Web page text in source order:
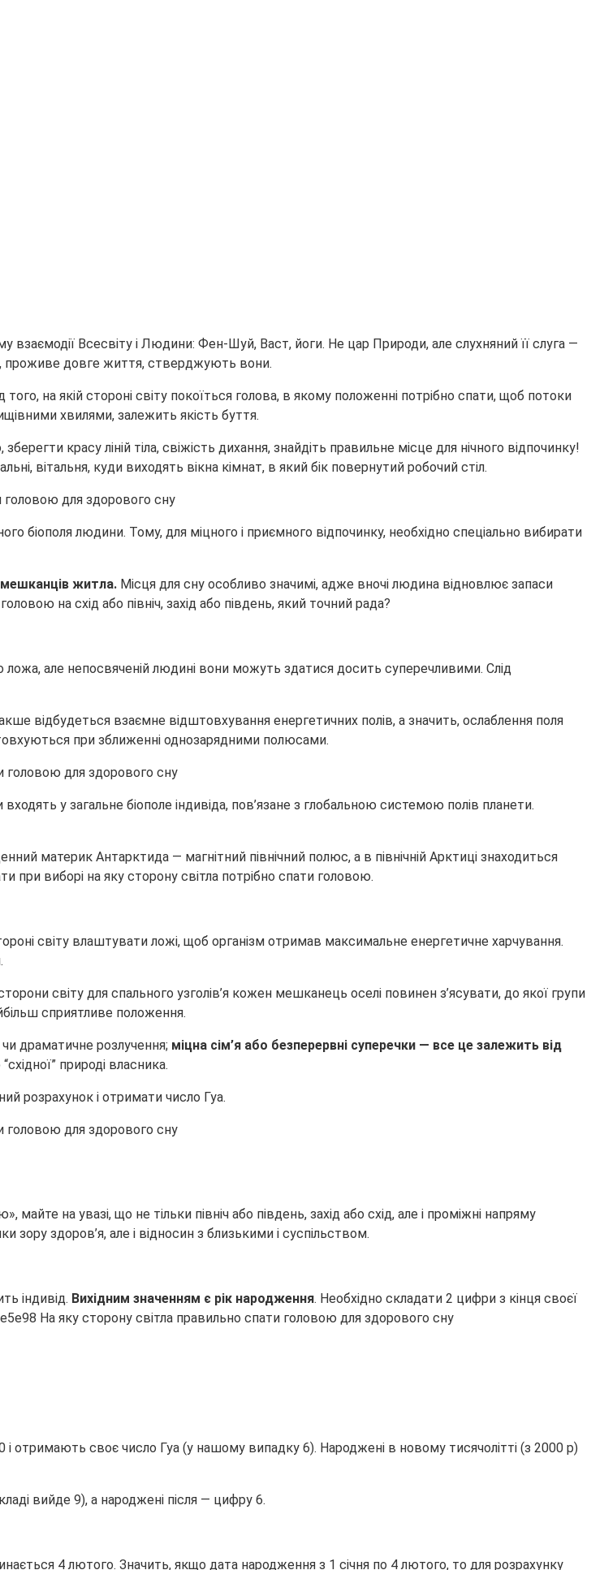
Всесвіту і Людини: Фен-Шуй, Васт, йоги. Не цар Природи, але слухняний її слуга —
проживе довге життя, стверджують вони.
того, на якій стороні світу покоїться голова, в якому положенні потрібно спати, щоб потоки
хвилями, залежить якість буття.
красу ліній тіла, свіжість дихання, знайдіть правильне місце для нічного відпочинку!
вітальня, куди виходять вікна кімнат, в який бік повернутий робочий стіл.
біополя людини. Тому, для міцного і приємного відпочинку, необхідно спеціально вибирати
мешканців житла. Місця для сну особливо значимі, адже вночі людина відновлює запаси
на схід або північ, захід або південь, який точний рада?
ложа, але непосвяченій людині вони можуть здатися досить суперечливими. Слід
відбудеться взаємне відштовхування енергетичних полів, а значить, ослаблення поля
при зближенні однозарядними полюсами.
у загальне біополе індивіда, пов’язане з глобальною системою полів планети.
материк Антарктида — магнітний північний полюс, а в північній Арктиці знаходиться
при виборі на яку сторону світла потрібно спати головою.
світу влаштувати ложі, щоб організм отримав максимальне енергетичне харчування.
світу для спального узголів’я кожен мешканець оселі повинен з’ясувати, до якої групи
сприятливе положення.
драматичне розлучення; міцна сім’я або безперервні суперечки — все це залежить від
природі власника.
розрахунок і отримати число Гуа.
на увазі, що не тільки північ або південь, захід або схід, але і проміжні напряму
зору здоров’я, але і відносин з близькими і суспільством.
індивід. Вихідним значенням є рік народження. Необхідно складати 2 цифри з кінця своєї
отримають своє число Гуа (у нашому випадку 6). Народжені в новому тисячолітті (з 2000 р)
вийде 9), а народжені після — цифру 6.
4 лютого. Значить, якщо дата народження з 1 січня по 4 лютого, то для розрахунку